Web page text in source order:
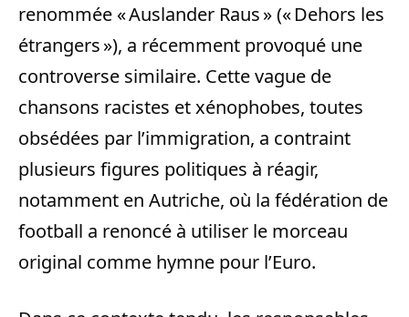
renommée « Auslander Raus » (« Dehors les
étrangers »), a récemment provoqué une
controverse similaire. Cette vague de
chansons racistes et xénophobes, toutes
obsédées par l’immigration, a contraint
plusieurs figures politiques à réagir,
notamment en Autriche, où la fédération de
football a renoncé à utiliser le morceau
original comme hymne pour l’Euro.